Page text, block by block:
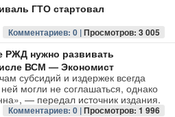
ГТО стартовал
Комментариев: 0 |Просмотров: 3 005
РЖД нужно развивать
ВСМ — Экономист
субсидий и издержек всегда
могли не соглашаться, однако
— передал источник издания.
Комментариев: 0 |Просмотров: 1 996